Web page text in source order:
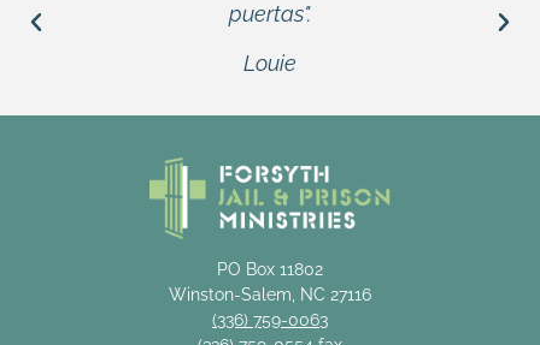
puertas".
Louie
PO Box 11802
Winston-Salem, NC 27116
(336) 759-0063